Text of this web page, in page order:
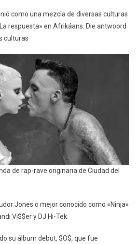
como una mezcla de diversas culturas
respuesta» en Afrikáans. Die antwoord
culturas
de rap-rave originaria de Ciudad del
Jones o mejor conocido como «Ninja»
Vi$$er y DJ Hi-Tek.
su álbum debut, $O$, que fue